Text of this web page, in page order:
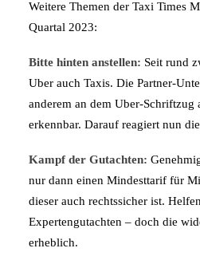
Weitere Themen der Taxi Times
Quartal 2023:
Bitte hinten anstellen: Seit rund
Uber auch Taxis. Die Partner-
anderem an dem Uber-Schriftzug
erkennbar. Darauf reagiert nun
Kampf der Gutachten:
nur dann einen Mindesttarif für
dieser auch rechtssicher ist.
Expertengutachten – doch die
erheblich.